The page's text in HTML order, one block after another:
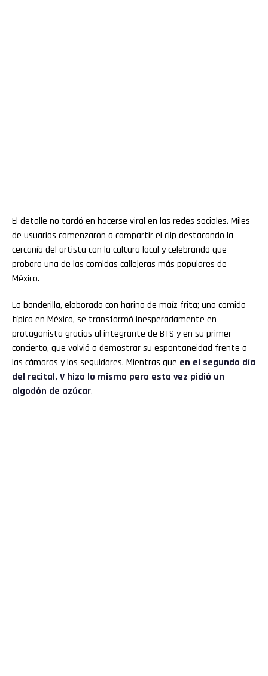
El detalle no tardó en hacerse viral en las redes sociales. Miles
de usuarios comenzaron a compartir el clip destacando la
cercanía del artista con la cultura local y celebrando que
probara una de las comidas callejeras más populares de
México.
La banderilla, elaborada con harina de maíz frita; una comida
típica en México, se transformó inesperadamente en
protagonista gracias al integrante de BTS y en su primer
concierto, que volvió a demostrar su espontaneidad frente a
las cámaras y los seguidores. Mientras que en el segundo día
del recital, V hizo lo mismo pero esta vez pidió un
algodón de azúcar.